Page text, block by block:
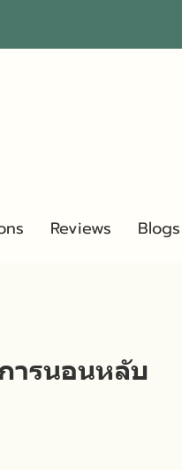
Reviews Blogs
ารนอนหลับ